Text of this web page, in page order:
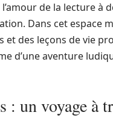
de la lecture
Dans cet espace
des leçons de vie
d’une aventure
: un voyage à